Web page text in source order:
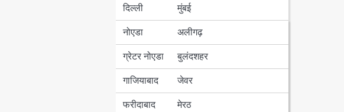
दिल्ली
नोएडा
ग्रेटर नोएडा
गाजियाबाद
फरीदाबाद
मुंबई
उत्तर प्रदेश
अलीगढ़
बुलंदशहर
जेवर
मेरठ
बिहार
पंजाब
हरियाणा